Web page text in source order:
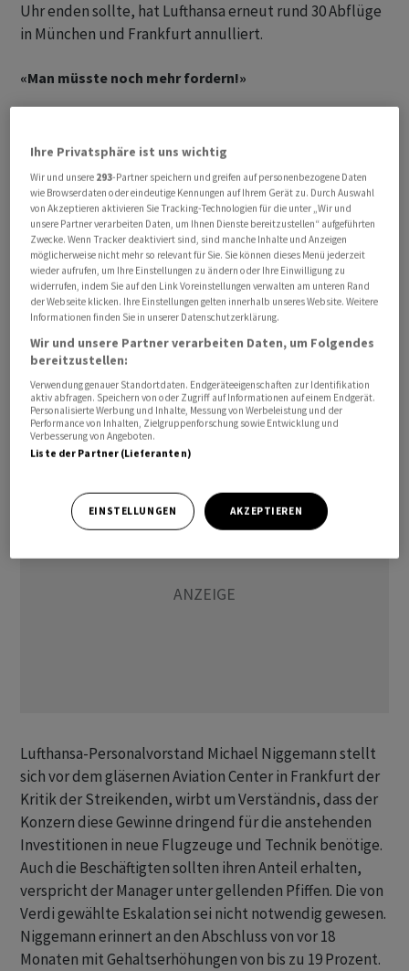
Uhr enden sollte, hat Lufthansa erneut rund 30 Abflüge
in München und Frankfurt annulliert.
«Man müsste noch mehr fordern!»
Schalterpersonal und Planer ihrem Unmut über
Lauf. Eine Gepäckermittlerin berichtete: «Wir haben 50
Prozent weniger Mitarbeiter als vor Corona, aber die
Arbeit ist die gleiche geblieben. Eigentlich müsste man
noch mehr fordern.» Nicht wenige vergleichen die
eigene Kassenlage mit dem angekündigten operativen
Gewinn von um die 2,6 Milliarden Euro. «Wir brauchen
die Erhöhung zum Leben, es ist alles viel teurer
geworden», sagte einer der Teilnehmer. Reschinsky hält
behandeln. «Die Zweiklassengesellschaft zwischen
fliegendem Personal und Boden muss endlich beendet
werden.»
Lufthansa-Personalvorstand Michael Niggemann stellt
sich vor dem gläsernen Aviation Center in Frankfurt der
Kritik der Streikenden, wirbt um Verständnis, dass der
Konzern diese Gewinne dringend für die anstehenden
Investitionen in neue Flugzeuge und Technik benötige.
Auch die Beschäftigten sollten ihren Anteil erhalten,
verspricht der Manager unter gellenden Pfiffen. Die von
Verdi gewählte Eskalation sei nicht notwendig gewesen.
Niggemann erinnert an den Abschluss von vor 18
Monaten mit Gehaltserhöhungen von bis zu 19 Prozent.
Ihre Privatsphäre ist uns wichtig
Wir und unsere 293-Partner speichern und greifen auf personenbezogene Daten
wie Browserdaten oder eindeutige Kennungen auf Ihrem Gerät zu. Durch Auswahl
von Akzeptieren aktivieren Sie Tracking-Technologien für die unter „Wir und
unsere Partner verarbeiten Daten, um Ihnen Dienste bereitzustellen“ aufgeführten
Zwecke. Wenn Tracker deaktiviert sind, sind manche Inhalte und Anzeigen
möglicherweise nicht mehr so relevant für Sie. Sie können dieses Menü jederzeit
wieder aufrufen, um Ihre Einstellungen zu ändern oder Ihre Einwilligung zu
widerrufen, indem Sie auf den Link Voreinstellungen verwalten am unteren Rand
der Webseite klicken. Ihre Einstellungen gelten innerhalb unseres Website. Weitere
Informationen finden Sie in unserer Datenschutzerklärung.
Wir und unsere Partner verarbeiten Daten, um Folgendes
bereitzustellen:
Verwendung genauer Standortdaten. Endgeräteeigenschaften zur Identifikation
aktiv abfragen. Speichern von oder Zugriff auf Informationen auf einem Endgerät.
Personalisierte Werbung und Inhalte, Messung von Werbeleistung und der
Performance von Inhalten, Zielgruppenforschung sowie Entwicklung und
Verbesserung von Angeboten.
Liste der Partner (Lieferanten)
EINSTELLUNGEN AKZEPTIEREN